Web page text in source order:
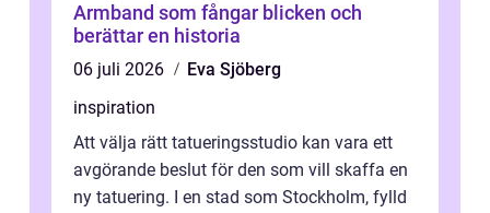
Armband som fångar blicken och
berättar en historia
06 juli 2026
Eva Sjöberg
inspiration
Att välja rätt tatueringsstudio kan vara ett
avgörande beslut för den som vill skaffa en
ny tatuering. I en stad som Stockholm, fylld